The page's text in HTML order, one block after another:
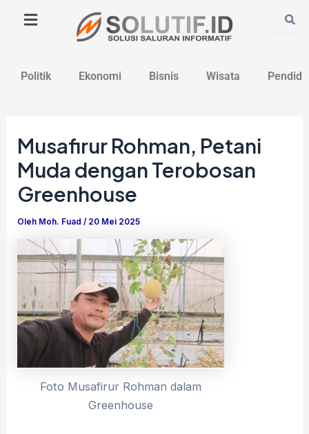
Politik Ekonomi Bisnis Wisata
Musafirur Rohman, Petani
Muda dengan Terobosan
Greenhouse
Oleh Moh. Fuad/ 20 Mei 2025
Foto Musafirur Rohman dalam
Greenhouse
navigation